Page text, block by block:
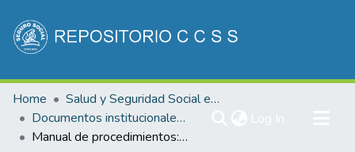
Communities & Collections
All of DSpace
Statistics
Home
Salud y Seguridad Social en Costa Rica
Documentos institucionales DDSS
Manual de procedimientos: atención diferenciada en el establecimiento de salud de primer nivel Atención en red